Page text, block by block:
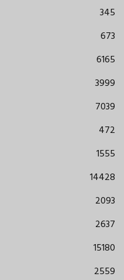
345
673
6165
3999
7039
472
1555
14428
2093
2637
15180
2559